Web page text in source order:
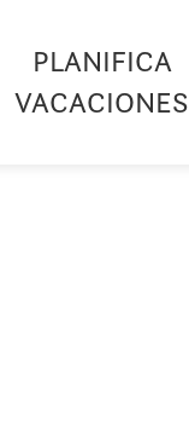
PLANIFICA
VACACIONES